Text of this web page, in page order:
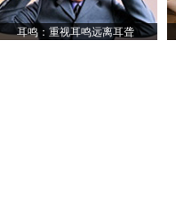
耳鸣：重视耳鸣远离耳聋